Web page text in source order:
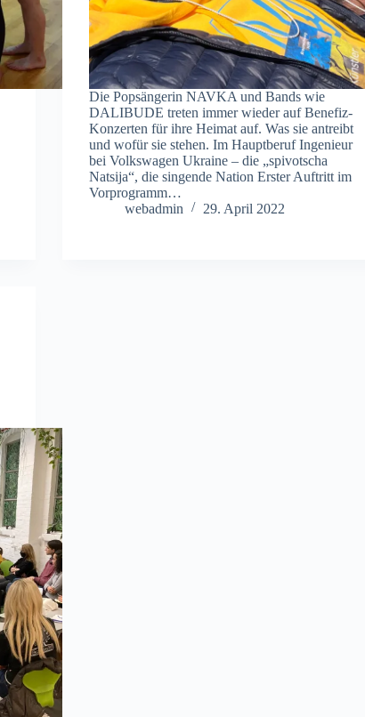
Die Popsängerin NAVKA und Bands wie
DALIBUDE treten immer wieder auf Benefiz-
Konzerten für ihre Heimat auf. Was sie antreibt
und wofür sie stehen. Im Hauptberuf Ingenieur
bei Volkswagen Ukraine – die „spivotscha
Natsija“, die singende Nation Erster Auftritt im
Vorprogramm…
webadmin
29. April 2022